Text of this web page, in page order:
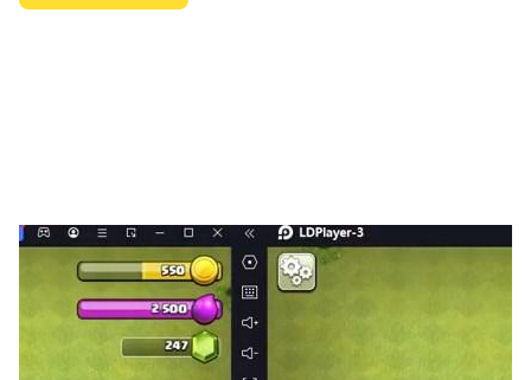
- 특정 몬스터 처치 시 얻는 포인트로 상대 공격 가능
- 승급 시 랭킹과 보상이 상승
LD플레이어는 이러한 PvP 환경에서 반응 속도 향상과 클릭